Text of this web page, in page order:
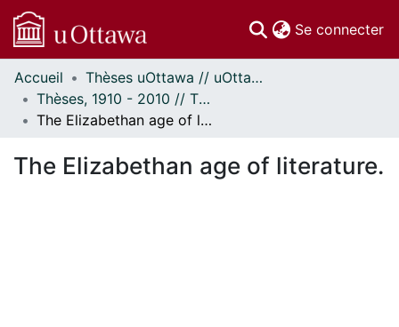
Se connecter
Communautés
et collections
Parcourir
À propos
Accueil
Thèses uOttawa // uOttawa Theses
Thèses, 1910 - 2010 // Theses, 1910 - 2010
The Elizabethan age of literature.
The Elizabethan age of literature.